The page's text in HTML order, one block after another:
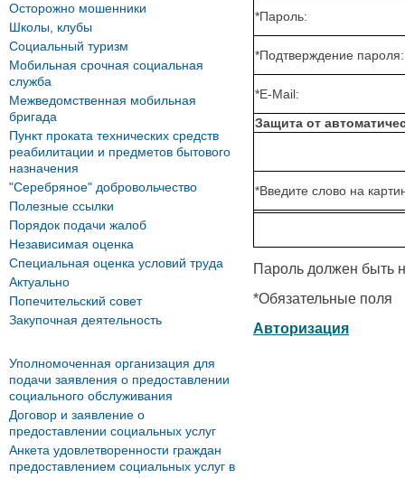
*Пароль:
*Подтверждение пароля:
*E-Mail:
Защита от
*Введите слово на
Пароль должен быть
*Обязательные поля
Авторизация
Осторожно мошенники
Школы, клубы
Социальный туризм
Мобильная срочная социальная
служба
Межведомственная мобильная
бригада
Пункт проката технических средств
реабилитации и предметов бытового
назначения
"Серебряное" добровольчество
Полезные ссылки
Порядок подачи жалоб
Независимая оценка
Специальная оценка условий труда
Актуально
Попечительский совет
Закупочная деятельность
Уполномоченная организация для
подачи заявления о предоставлении
социального обслуживания
Договор и заявление о
предоставлении социальных услуг
Анкета удовлетворенности граждан
предоставлением социальных услуг в